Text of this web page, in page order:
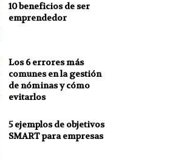
10 beneficios de ser
emprendedor
Los 6 errores más
comunes en la gestión
de nóminas y cómo
evitarlos
5 ejemplos de objetivos
SMART para empresas